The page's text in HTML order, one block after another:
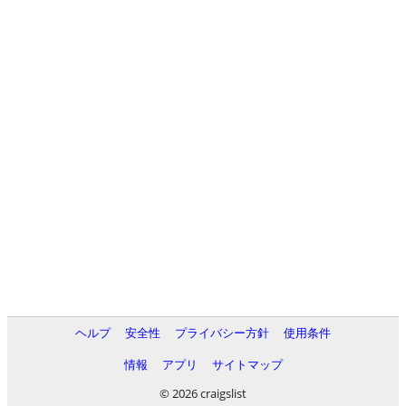
ヘルプ 安全性 プライバシー方針
使用条件
情報
アプリ
サイトマップ
© 2026 craigslist